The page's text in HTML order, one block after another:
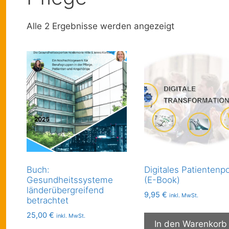
Alle 2 Ergebnisse werden angezeigt
Buch:
Gesundheitssysteme
länderübergreifend
betrachtet
25,00 € inkl. MwSt.
Digitales
(E-Book)
9,95€ inkl. MwSt.
In den Warenkorb